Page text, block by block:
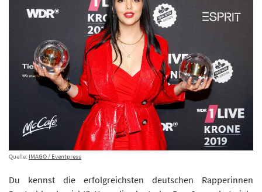
Quelle: IMAGO / Eventpress
Du kennst die erfolgreichsten deutschen Rapperinnen